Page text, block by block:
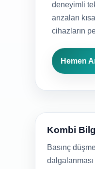
deneyimli
arızaları
cihazların
Hemen
Kombi
Basınç